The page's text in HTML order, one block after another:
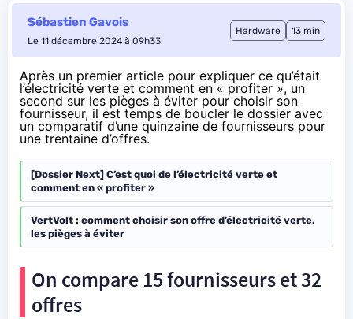
Sébastien Gavois
Le 11 décembre 2024 à 09h33
Hardware 13 min
Après un premier article pour expliquer ce qu’était
l’électricité verte et comment en « profiter », un
second sur les pièges à éviter pour choisir son
fournisseur, il est temps de boucler le dossier avec
un comparatif d’une quinzaine de fournisseurs pour
une trentaine d’offres.
[Dossier Next] C’est quoi de l’électricité verte et
comment en « profiter »
VertVolt : comment choisir son offre d’électricité verte,
les pièges à éviter
On compare 15 fournisseurs et 32
offres